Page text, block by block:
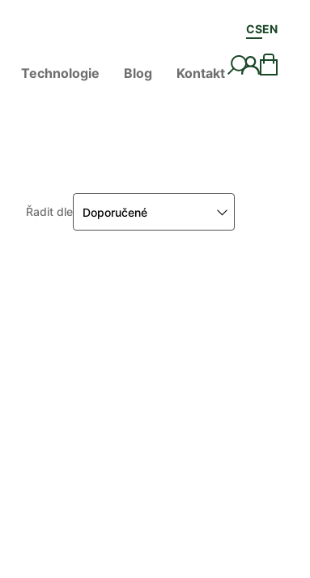
Technologie Blog Kontakt
CSEN
Řadit dle Doporučené